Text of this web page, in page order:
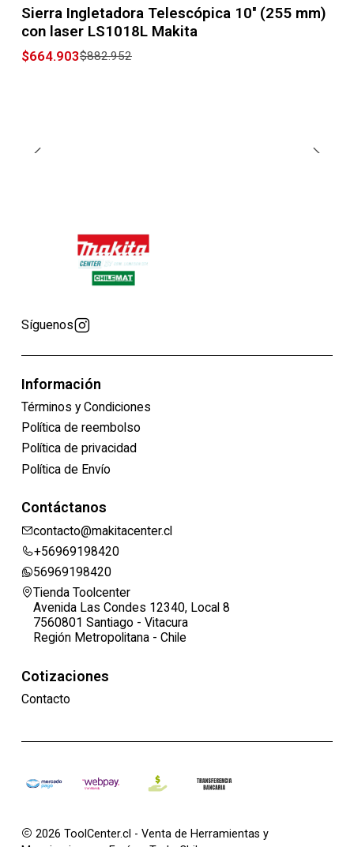
Sierra Ingletadora Telescópica 10'' (255 mm)
con laser LS1018L Makita
$664.903$882.952
Síguenos
Información
Términos y Condiciones
Política de reembolso
Política de privacidad
Política de Envío
Contáctanos
contacto@makitacenter.cl
+56969198420
56969198420
Tienda Toolcenter
Avenida Las Condes 12340, Local 8
7560801 Santiago - Vitacura
Región Metropolitana - Chile
Cotizaciones
Contacto
2026 ToolCenter.cl - Venta de Herramientas y